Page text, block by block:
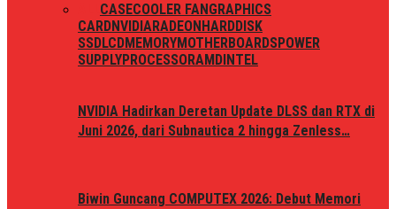
CASECOOLER FAN GRAPHICS
CARDNVIDIARADEON HARDDISK
SSDLCDMEMORYMOTHERBOARDSPOWER
SUPPLYPROCESSORAMD INTEL
NVIDIA Hadirkan Deretan Update DLSS dan RTX di
Juni 2026, dari Subnautica 2 hingga Zenless…
Biwin Guncang COMPUTEX 2026: Debut Memori